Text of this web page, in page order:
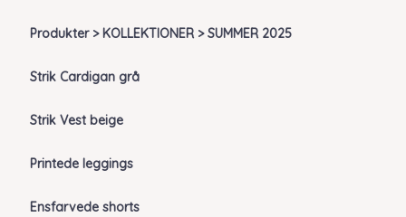
Produkter > KOLLEKTIONER > SUMMER 2025
Strik Cardigan grå
Strik Vest beige
Printede leggings
Ensfarvede shorts